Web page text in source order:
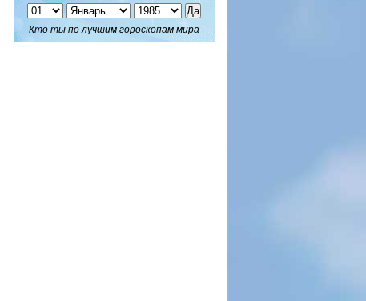
Кто ты по лучшим гороскопам мира